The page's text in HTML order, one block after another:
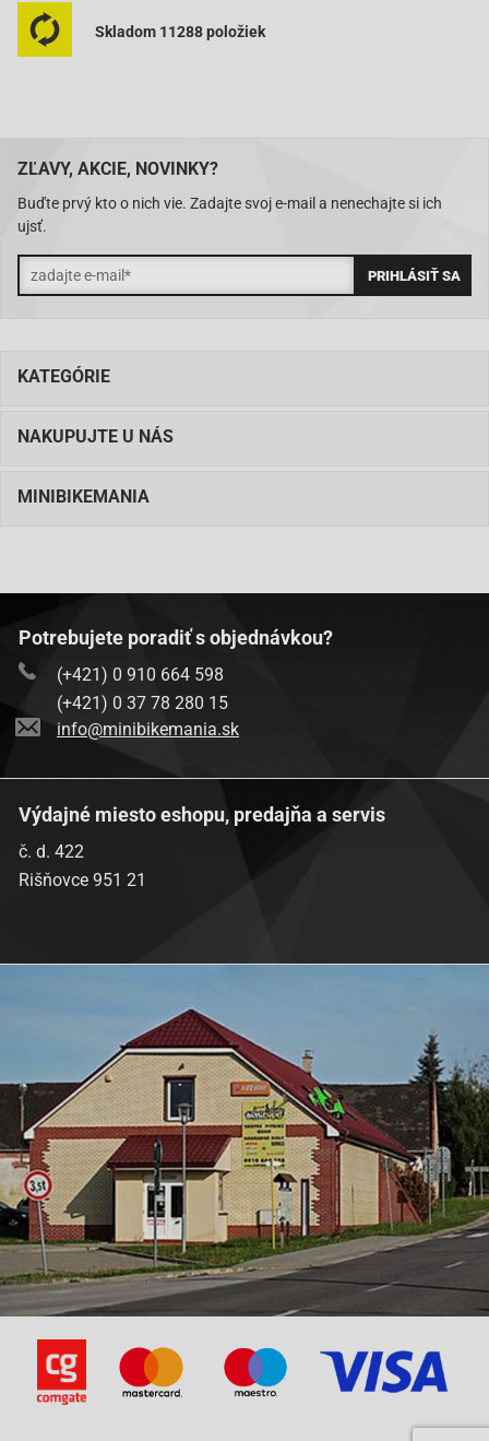
Skladom 11288 položiek
ZĽAVY, AKCIE, NOVINKY?
Buďte prvý kto o nich vie. Zadajte svoj e-mail a nenechajte si ich
ujsť.
KATEGÓRIE
NAKUPUJTE U NÁS
MINIBIKEMANIA
Potrebujete poradiť s objednávkou?
(+421) 0 910 664 598
(+421) 0 37 78 280 15
info@minibikemania.sk
Výdajné miesto eshopu, predajňa a servis
č. d. 422
Rišňovce 951 21